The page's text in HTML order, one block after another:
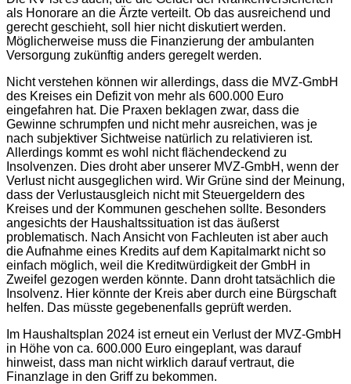
als Honorare an die Ärzte verteilt. Ob das ausreichend und
gerecht geschieht, soll hier nicht diskutiert werden.
Möglicherweise muss die Finanzierung der ambulanten
Versorgung zukünftig anders geregelt werden.
Nicht verstehen können wir allerdings, dass die MVZ-GmbH
des Kreises ein Defizit von mehr als 600.000 Euro
eingefahren hat. Die Praxen beklagen zwar, dass die
Gewinne schrumpfen und nicht mehr ausreichen, was je
nach subjektiver Sichtweise natürlich zu relativieren ist.
Allerdings kommt es wohl nicht flächendeckend zu
Insolvenzen. Dies droht aber unserer MVZ-GmbH, wenn der
Verlust nicht ausgeglichen wird. Wir Grüne sind der Meinung,
dass der Verlustausgleich nicht mit Steuergeldern des
Kreises und der Kommunen geschehen sollte. Besonders
angesichts der Haushaltssituation ist das äußerst
problematisch. Nach Ansicht von Fachleuten ist aber auch
die Aufnahme eines Kredits auf dem Kapitalmarkt nicht so
einfach möglich, weil die Kreditwürdigkeit der GmbH in
Zweifel gezogen werden könnte. Dann droht tatsächlich die
Insolvenz. Hier könnte der Kreis aber durch eine Bürgschaft
helfen. Das müsste gegebenenfalls geprüft werden.
Im Haushaltsplan 2024 ist erneut ein Verlust der MVZ-GmbH
in Höhe von ca. 600.000 Euro eingeplant, was darauf
hinweist, dass man nicht wirklich darauf vertraut, die
Finanzlage in den Griff zu bekommen.